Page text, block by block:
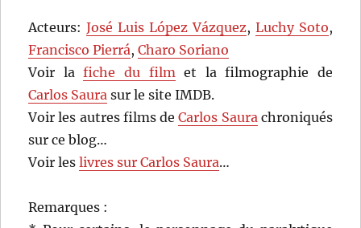
Acteurs:José Luis López Vázquez, Luchy Soto,
Francisco Pierrá,Charo Soriano
Voir lafiche du film et la filmographie de
Carlos Saura sur le site IMDB.
Voir les autres films deCarlos Saura chroniqués
sur ce blog…
Voir leslivres sur Carlos Saura…
Remarques :